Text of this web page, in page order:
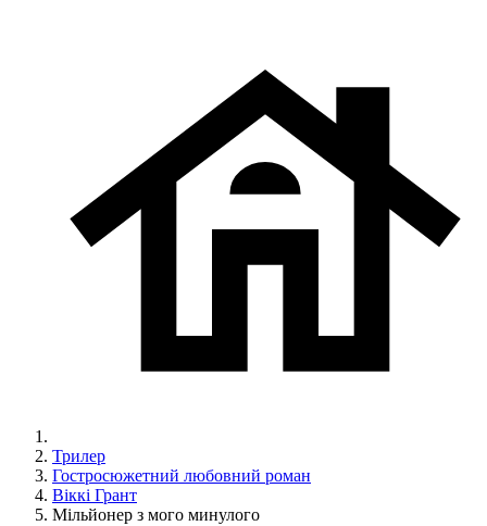
Трилер
Гостросюжетний любовний роман
Віккі Грант
Мільйонер з мого минулого